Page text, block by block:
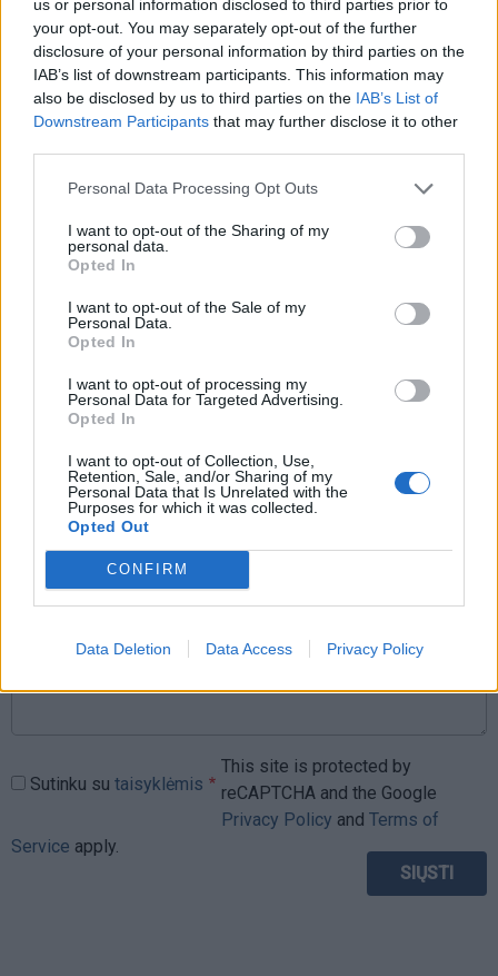
us or personal information disclosed to third parties prior to
your opt-out. You may separately opt-out of the further
disclosure of your personal information by third parties on the
IAB’s list of downstream participants. This information may
also be disclosed by us to third parties on the IAB’s List of
Downstream Participants that may further disclose it to other
Personal Data Processing Opt Outs
I want to opt-out of the Sharing of my
personal data.
Opted In
I want to opt-out of the Sale of my
Personal Data.
Opted In
I want to opt-out of processing my
Personal Data for Targeted Advertising.
Opted In
I want to opt-out of Collection, Use,
Retention, Sale, and/or Sharing of my
Personal Data that Is Unrelated with the
Purposes for which it was collected.
Opted Out
CONFIRM
Data Deletion Data Access Privacy Policy
jaunina
Frederikas Jansonas nemuno aušra
Rašyti komentarą
Jūsų vardas
Komentaras
Sutinku su taisyklėmis
This site is protected by
reCAPTCHA and the Google
Privacy Policy and Terms of
Service apply.